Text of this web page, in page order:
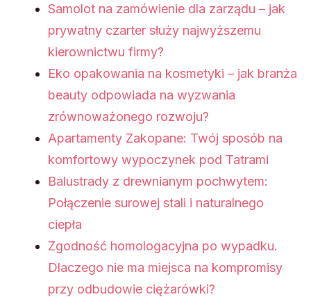
Samolot na zamówienie dla zarządu – jak
prywatny czarter służy najwyższemu
kierownictwu firmy?
Eko opakowania na kosmetyki – jak branża
beauty odpowiada na wyzwania
zrównoważonego rozwoju?
Apartamenty Zakopane: Twój sposób na
komfortowy wypoczynek pod Tatrami
Balustrady z drewnianym pochwytem:
Połączenie surowej stali i naturalnego
ciepła
Zgodność homologacyjna po wypadku.
Dlaczego nie ma miejsca na kompromisy
przy odbudowie ciężarówki?